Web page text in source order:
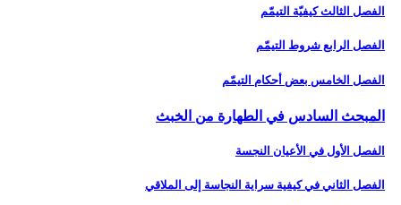
الفصل الثالث كيفيّة التيمّم
الفصل الرابع شروط التيمّم‏
الفصل الخامس بعض أحكام التيمّم‏
المبحث السادس في الطهارة من الخبث‏
الفصل الأول في الأعيان النجسة
الفصل الثاني في كيفية سراية النجاسة إلى الملاقي